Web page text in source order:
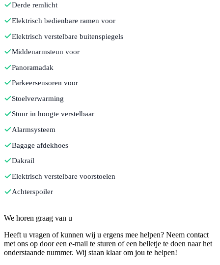
Derde remlicht
Elektrisch bedienbare ramen voor
Elektrisch verstelbare buitenspiegels
Middenarmsteun voor
Panoramadak
Parkeersensoren voor
Stoelverwarming
Stuur in hoogte verstelbaar
Alarmsysteem
Bagage afdekhoes
Dakrail
Elektrisch verstelbare voorstoelen
Achterspoiler
We horen graag van u
Heeft u vragen of kunnen wij u ergens mee helpen? Neem contact
met ons op door een e-mail te sturen of een belletje te doen naar het
onderstaande nummer. Wij staan klaar om jou te helpen!